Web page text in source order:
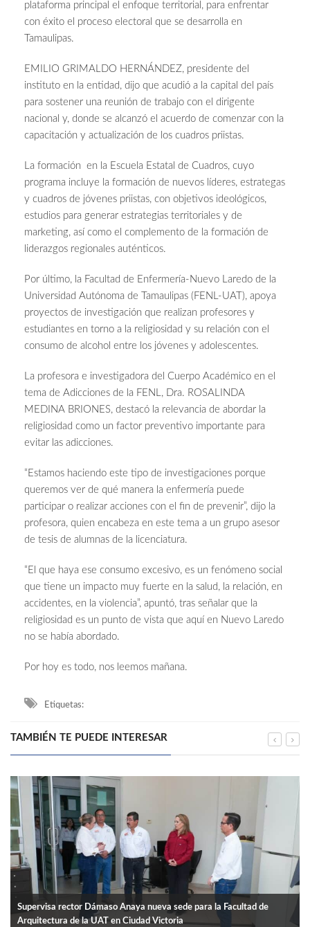
plataforma principal el enfoque territorial, para enfrentar
con éxito el proceso electoral que se desarrolla en
Tamaulipas.
EMILIO GRIMALDO HERNÁNDEZ, presidente del
instituto en la entidad, dijo que acudió a la capital del país
para sostener una reunión de trabajo con el dirigente
nacional y, donde se alcanzó el acuerdo de comenzar con la
capacitación y actualización de los cuadros priistas.
La formación en la Escuela Estatal de Cuadros, cuyo
programa incluye la formación de nuevos líderes, estrategas
y cuadros de jóvenes priistas, con objetivos ideológicos,
estudios para generar estrategias territoriales y de
marketing, así como el complemento de la formación de
liderazgos regionales auténticos.
Por último, la Facultad de Enfermería-Nuevo Laredo de la
Universidad Autónoma de Tamaulipas (FENL-UAT), apoya
proyectos de investigación que realizan profesores y
estudiantes en torno a la religiosidad y su relación con el
consumo de alcohol entre los jóvenes y adolescentes.
La profesora e investigadora del Cuerpo Académico en el
tema de Adicciones de la FENL, Dra. ROSALINDA
MEDINA BRIONES, destacó la relevancia de abordar la
religiosidad como un factor preventivo importante para
evitar las adicciones.
“Estamos haciendo este tipo de investigaciones porque
queremos ver de qué manera la enfermería puede
participar o realizar acciones con el fin de prevenir”, dijo la
profesora, quien encabeza en este tema a un grupo asesor
de tesis de alumnas de la licenciatura.
“El que haya ese consumo excesivo, es un fenómeno social
que tiene un impacto muy fuerte en la salud, la relación, en
accidentes, en la violencia”, apuntó, tras señalar que la
religiosidad es un punto de vista que aquí en Nuevo Laredo
no se había abordado.
Por hoy es todo, nos leemos mañana.
Etiquetas:
TAMBIÉN TE PUEDE INTERESAR
Supervisa rector Dámaso Anaya nueva sede para la Facultad de
Arquitectura de la UAT en Ciudad Victoria